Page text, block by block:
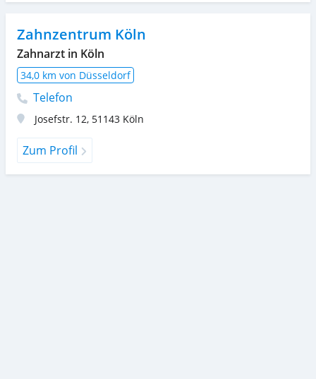
Zahnzentrum Köln
Zahnarzt in Köln
34,0 km von Düsseldorf
Telefon
Josefstr. 12, 51143 Köln
Zum Profil